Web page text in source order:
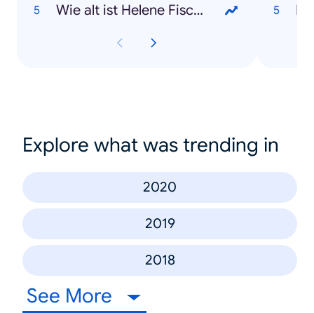
Wie alt ist Helene Fischer?
Explore what was trending in
2020
2019
2018
See More